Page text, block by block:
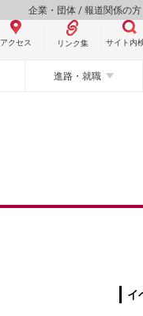
企業・団体 / 報道関係の方
アクセス リンク集 サイト内
進路・就職
イ